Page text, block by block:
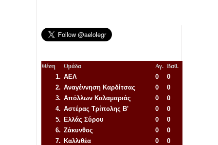
Θέση Ομάδα Αγ. Βαθ.
1. ΑΕΛ 0
0
2. Αναγέννηση Καρδίτσας 0
0
3. Απόλλων Καλαμαριάς 0
0
4. Αστέρας Τρίπολης Β' 0
0
5. Ελλάς Σύρου 0
0
6. Ζάκυνθος 0
0
7. Καλλιθέα 0
0